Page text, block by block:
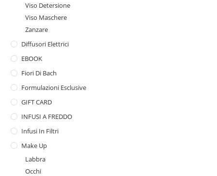
Viso Detersione
Viso Maschere
Zanzare
Diffusori Elettrici
EBOOK
Fiori Di Bach
Formulazioni Esclusive
GIFT CARD
INFUSI A FREDDO
Infusi In Filtri
Make Up
Labbra
Occhi